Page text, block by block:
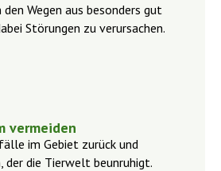
Wegen aus besonders gut
Störungen zu verursachen.
vermeiden
im Gebiet zurück und
der die Tierwelt beunruhigt.